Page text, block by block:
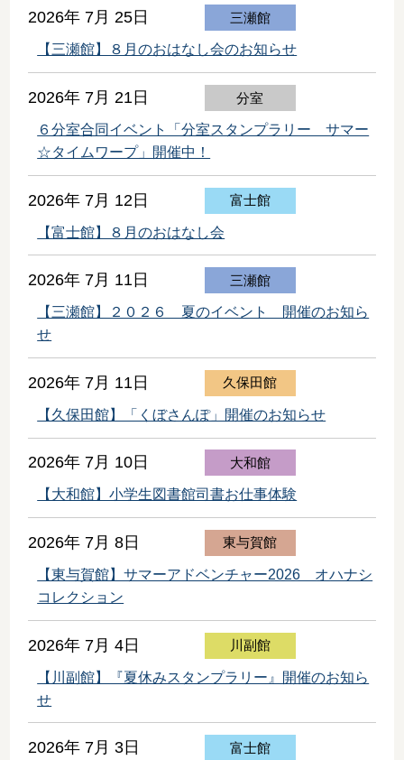
2026年 7月 25日 三瀬館
【三瀬館】８月のおはなし会のお知らせ
2026年 7月 21日 分室
６分室合同イベント「分室スタンプラリー サマー
☆タイムワープ」開催中！
2026年 7月 12日 富士館
【富士館】８月のおはなし会
2026年 7月 11日 三瀬館
【三瀬館】２０２６ 夏のイベント 開催のお知ら
せ
2026年 7月 11日 久保田館
【久保田館】「くぼさんぽ」開催のお知らせ
2026年 7月 10日 大和館
【大和館】小学生図書館司書お仕事体験
2026年 7月 8日 東与賀館
【東与賀館】サマーアドベンチャー2026 オハナシ
コレクション
2026年 7月 4日 川副館
【川副館】『夏休みスタンプラリー』開催のお知ら
せ
2026年 7月 3日 富士館